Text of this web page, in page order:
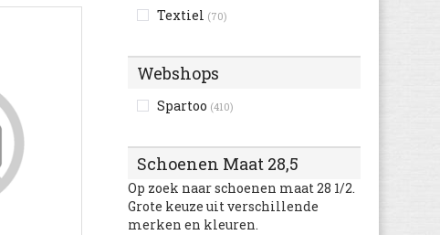
Textiel (70)
Webshops
Spartoo (410)
Schoenen Maat 28,5
Op zoek naar schoenen maat 28 1/2.
Grote keuze uit verschillende
merken en kleuren.